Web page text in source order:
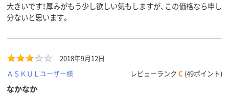
加工
（HDPE）
大きいです！厚みがもう少し欲しい気もしますが、この価格なら申し
分ないと思います。
2018年9月12日
ＡＳＫＵＬユーザー様
レビューランク C (49ポイント)
なかなか